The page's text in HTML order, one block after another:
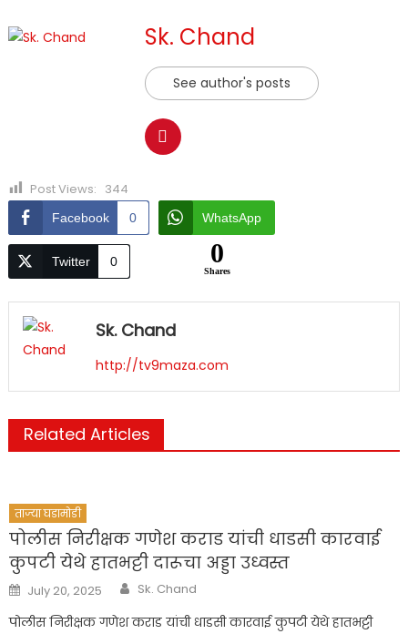
Sk. Chand
See author's posts
Post Views: 344
Facebook 0 WhatsApp
Twitter 0 0
Shares
Sk. Chand
http://tv9maza.com
Related Articles
ताज्या घडामोडी
पोलीस निरीक्षक गणेश कराड यांची धाडसी कारवाई
कुपटी येथे हातभट्टी दारूचा अड्डा उध्वस्त
Posted
on
July 20, 2025 Author
Sk. Chand
पोलीस निरीक्षक गणेश कराड यांची धाडसी कारवाई कुपटी येथे हातभट्टी